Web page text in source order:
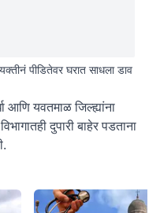
पीडितेवर घरात साधला डाव
आणि यवतमाळ जिल्ह्यांना
दुपारी बाहेर पडताना